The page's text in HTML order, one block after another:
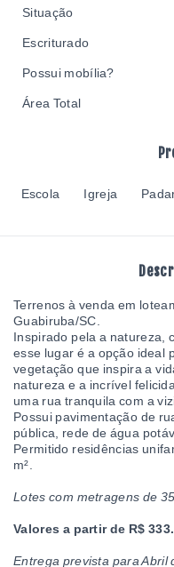
Escola Igreja
Terrenos à venda em
Guabiruba/SC.
Inspirado pela a natureza,
esse lugar é a opção ideal
vegetação que inspira a
natureza e a incrível
uma rua tranquila com a
Possui pavimentação de
pública, rede de água
Permitido residências
m².
Lotes com metragens de
Valores a partir de R$
Entrega prevista para Abril
Situação
Escriturado
Possui mobília?
Área Total